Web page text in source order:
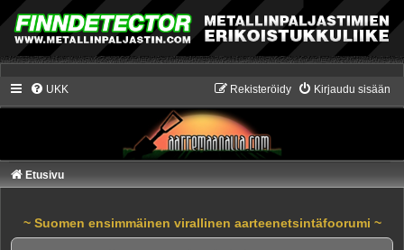
UKK Kirjaudu sisään
Rekisteröidy
Etusivu
~ Suomen ensimmäinen virallinen aarteenetsintäfoorumi ~